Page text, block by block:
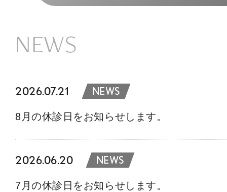
NEWS
2026.07.21 NEWS
8月の休診日をお知らせします。
2026.06.20 NEWS
7月の休診日をお知らせします。